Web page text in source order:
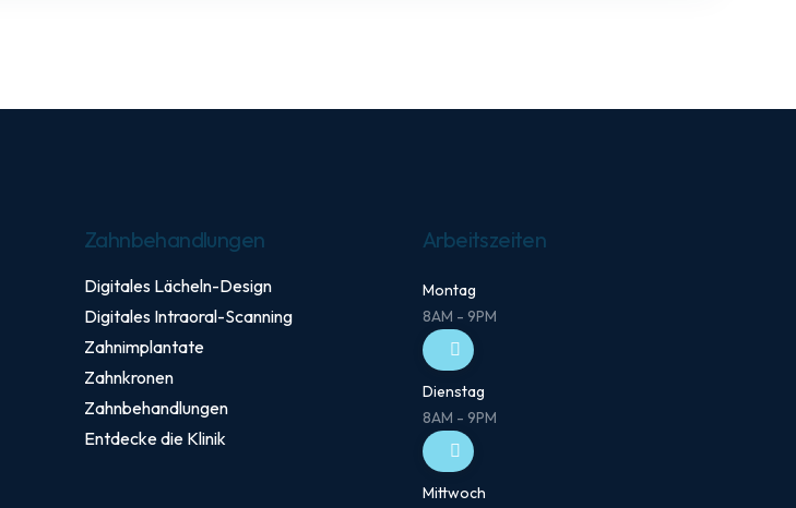
Zahnbehandlungen
Digitales Lächeln-Design
Digitales Intraoral-Scanning
Zahnimplantate
Zahnkronen
Zahnbehandlungen
Entdecke die Klinik
Arbeitszeiten
Montag
8AM - 9PM
Dienstag
8AM - 9PM
Mittwoch